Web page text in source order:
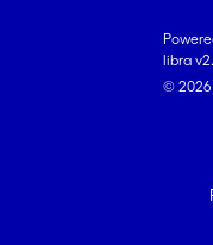
libra
© 2026